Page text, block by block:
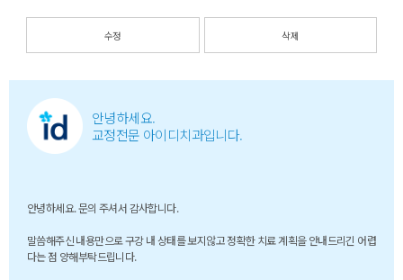
수정 삭제
안녕하세요.
교정전문 아이디치과입니다.
안녕하세요. 문의 주셔서 감사합니다.
말씀해주신 내용만으로 구강 내 상태를 보지않고 정확한 치료 계획을 안내드리긴 어렵
다는 점 양해부탁드립니다.